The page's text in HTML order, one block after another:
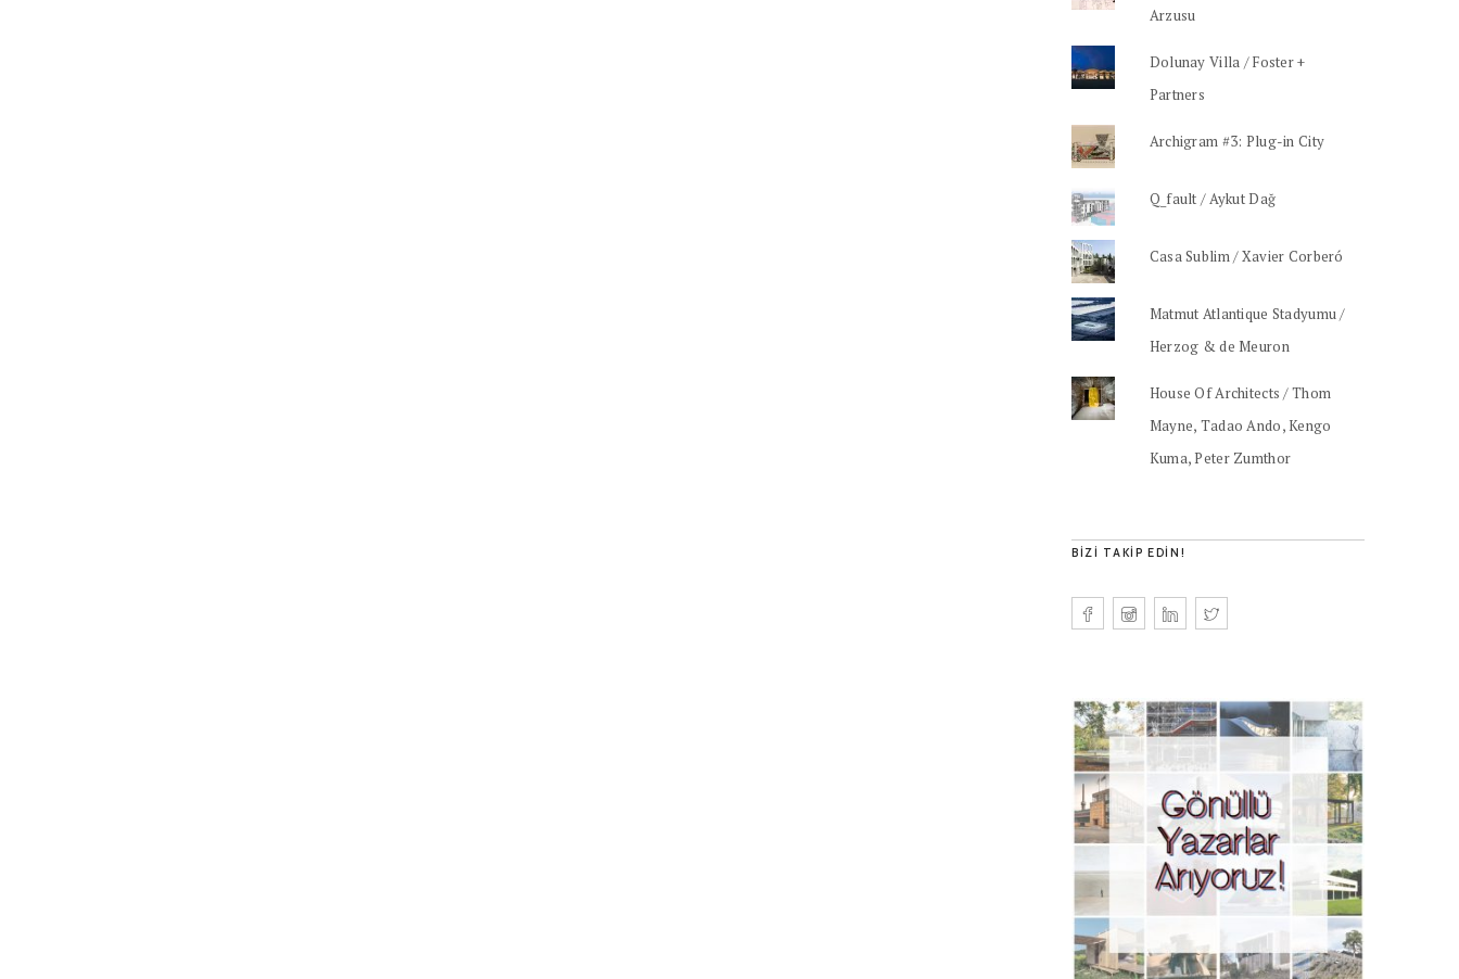
Arzusu
Dolunay Villa / Foster +
Partners
Archigram #3: Plug-in City
Q_fault / Aykut Dağ
Casa Sublim / Xavier Corberó
Matmut Atlantique Stadyumu /
Herzog & de Meuron
House Of Architects / Thom
Mayne, Tadao Ando, Kengo
Kuma, Peter Zumthor
BIZI TAKIP EDIN!